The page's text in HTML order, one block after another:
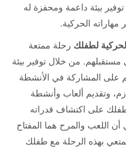
بيئة داعمة ومحفزة له
الحركية.
لطفلك رحلة ممتعة
مستقبلهم. من خلال توفير بيئة
على المشاركة في الأنشطة
، وتقديم ألعاب وأنشطة
على اكتشاف قدراته
أن اللعب والمرح هما المفتاح
بهذه الرحلة مع طفلك